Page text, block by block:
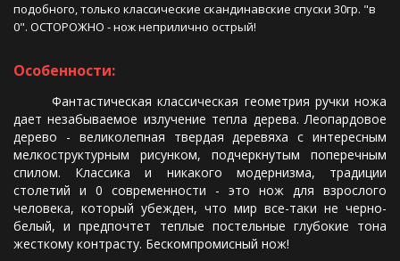
подобного, только классические скандинавские спуски 30гр. "в
0". ОСТОРОЖНО - нож неприлично острый!
Особенности:
Фантастическая классическая геометрия ручки ножа
дает незабываемое излучение тепла дерева. Леопардовое
дерево - великолепная твердая деревяха с интересным
мелкоструктурным рисунком, подчеркнутым поперечным
спилом. Классика и никакого модернизма, традиции
столетий и 0 современности - это нож для взрослого
человека, который убежден, что мир все-таки не черно-
белый, и предпочтет теплые постельные глубокие тона
жесткому контрасту. Бескомпромисный нож!